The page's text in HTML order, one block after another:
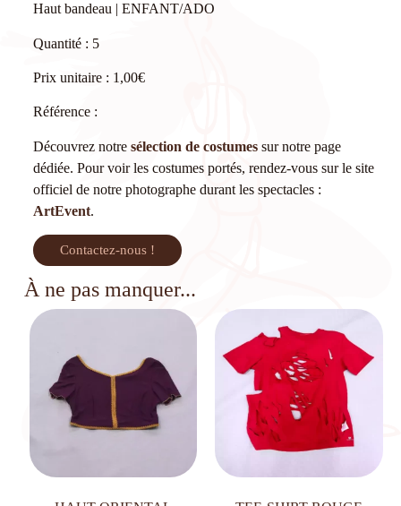
Haut bandeau | ENFANT/ADO
Quantité : 5
Prix unitaire : 1,00€
Référence :
Découvrez notre sélection de costumessur notre page
dédiée. Pour voir les costumes portés, rendez-vous sur le site
officiel de notre photographe durant les spectacles :
ArtEvent.
Contactez-nous !
À ne pas manquer...